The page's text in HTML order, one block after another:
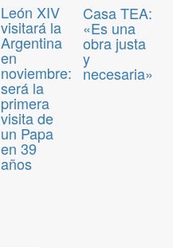
León XIV
visitará la
Argentina
en
noviembre:
será la
primera
visita de
un Papa
en 39
años
Casa TEA:
«Es una
obra justa
y
necesaria»